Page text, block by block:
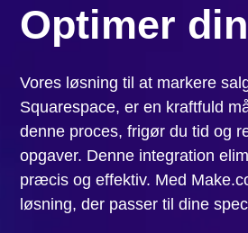
Optimer
Vores løsning til at markere
Squarespace, er en kraftfuld
denne proces, frigør du tid og
opgaver. Denne integration
præcis og effektiv. Med
løsning, der passer til dine